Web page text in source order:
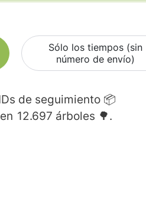
Sólo los tiempos (sin
número de envío)
de seguimiento 📦
12.697 árboles 🌳.